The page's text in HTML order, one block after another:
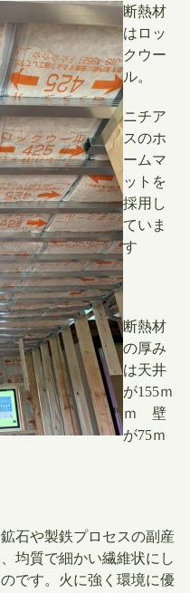
断熱材
はロッ
クウー
ル。
ニチア
スのホ
ームマ
ットを
採用し
ていま
す
断熱材
の厚み
は天井
が155ｍ
ｍ 壁
が75ｍ
石や製鉄プロセスの副産
均質で細かい繊維状にし
です。火に強く環境に優